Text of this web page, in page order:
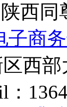
西
子商
西
：